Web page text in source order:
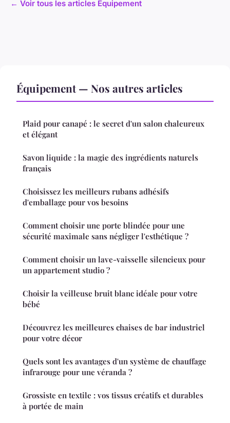
← Voir tous les articles Équipement
Équipement — Nos autres articles
Plaid pour canapé : le secret d'un salon chaleureux
et élégant
Savon liquide : la magie des ingrédients naturels
français
Choisissez les meilleurs rubans adhésifs
d'emballage pour vos besoins
Comment choisir une porte blindée pour une
sécurité maximale sans négliger l'esthétique ?
Comment choisir un lave-vaisselle silencieux pour
un appartement studio ?
Choisir la veilleuse bruit blanc idéale pour votre
bébé
Découvrez les meilleures chaises de bar industriel
pour votre décor
Quels sont les avantages d'un système de chauffage
infrarouge pour une véranda ?
Grossiste en textile : vos tissus créatifs et durables
à portée de main